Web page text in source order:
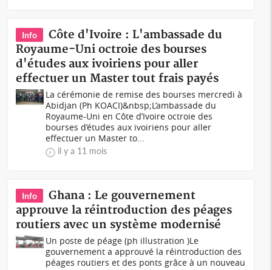
Info
Côte d'Ivoire : L'ambassade du
Royaume-Uni octroie des bourses
d'études aux ivoiriens pour aller
effectuer un Master tout frais payés
La cérémonie de remise des bourses mercredi à
Abidjan (Ph KOACI)&nbsp;L’ambassade du
Royaume-Uni en Côte d’Ivoire octroie des
bourses d’études aux ivoiriens pour aller
effectuer un Master to...
il y a 11 mois
Info
Ghana : Le gouvernement
approuve la réintroduction des péages
routiers avec un système modernisé
Un poste de péage (ph illustration )Le
gouvernement a approuvé la réintroduction des
péages routiers et des ponts grâce à un nouveau